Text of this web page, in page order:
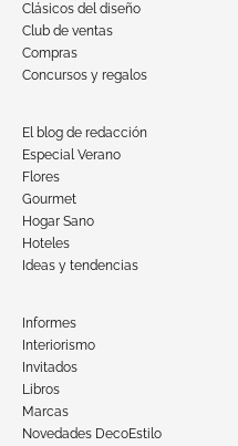
Clásicos del diseño
Club de ventas
Compras
Concursos y regalos
El blog de redacción
Especial Verano
Flores
Gourmet
Hogar Sano
Hoteles
Ideas y tendencias
Informes
Interiorismo
Invitados
Libros
Marcas
Novedades DecoEstilo